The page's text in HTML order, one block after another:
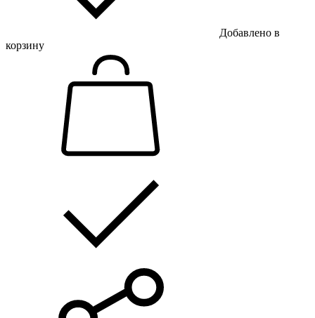
Добавлено в
корзину